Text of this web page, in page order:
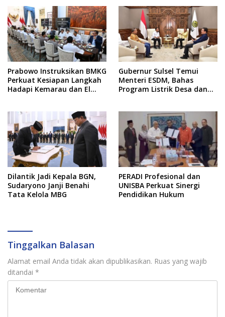
Prabowo Instruksikan BMKG
Perkuat Kesiapan Langkah
Hadapi Kemarau dan El
Gubernur Sulsel Temui
Menteri ESDM, Bahas
Program Listrik Desa dan
Dilantik Jadi Kepala BGN,
Sudaryono Janji Benahi
Tata Kelola MBG
PERADI Profesional dan
UNISBA Perkuat Sinergi
Pendidikan Hukum
Tinggalkan Balasan
Alamat email Anda tidak akan dipublikasikan. Ruas yang wajib
ditandai *